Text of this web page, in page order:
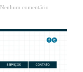
Nenhum comentário